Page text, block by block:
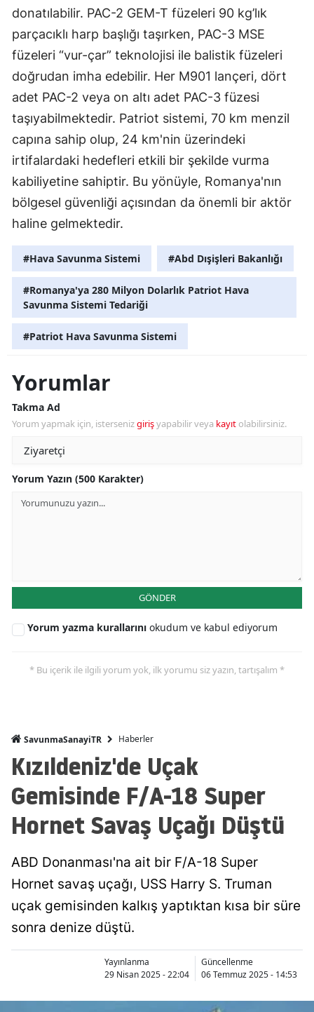
donatılabilir. PAC-2 GEM-T füzeleri 90 kg’lık
parçacıklı harp başlığı taşırken, PAC-3 MSE
füzeleri “vur-çar” teknolojisi ile balistik füzeleri
doğrudan imha edebilir. Her M901 lançeri, dört
adet PAC-2 veya on altı adet PAC-3 füzesi
taşıyabilmektedir. Patriot sistemi, 70 km menzil
capına sahip olup, 24 km'nin üzerindeki
irtifalardaki hedefleri etkili bir şekilde vurma
kabiliyetine sahiptir. Bu yönüyle, Romanya'nın
bölgesel güvenliği açısından da önemli bir aktör
haline gelmektedir.
#Hava Savunma Sistemi #Abd Dışişleri Bakanlığı
#Romanya'ya 280 Milyon Dolarlık Patriot Hava
Savunma Sistemi Tedariği
#Patriot Hava Savunma Sistemi
Yorumlar
Takma Ad
Yorum yapmak için, istersenizgirişyapabilir veya kayıt olabilirsiniz.
Yorum Yazın (500 Karakter)
GÖNDER
Yorum yazma kurallarını okudum ve kabul ediyorum
* Bu içerik ile ilgili yorum yok, ilk yorumu siz yazın, tartışalım *
SavunmaSanayiTR Haberler
Kızıldeniz'de Uçak
Gemisinde F/A-18 Super
Hornet Savaş Uçağı Düştü
ABD Donanması'na ait bir F/A-18 Super
Hornet savaş uçağı, USS Harry S. Truman
uçak gemisinden kalkış yaptıktan kısa bir süre
sonra denize düştü.
Yayınlanma
29 Nisan 2025 - 22:04
Güncellenme
06 Temmuz 2025 - 14:53